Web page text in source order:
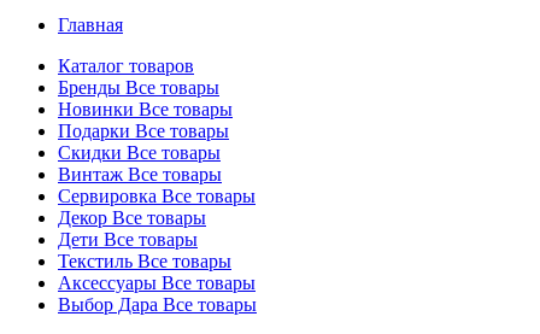
Главная
Каталог товаров
Бренды Все товары
Новинки Все товары
Подарки Все товары
Скидки Все товары
Винтаж Все товары
Сервировка Все товары
Декор Все товары
Дети Все товары
Текстиль Все товары
Аксессуары Все товары
Выбор Дара Все товары